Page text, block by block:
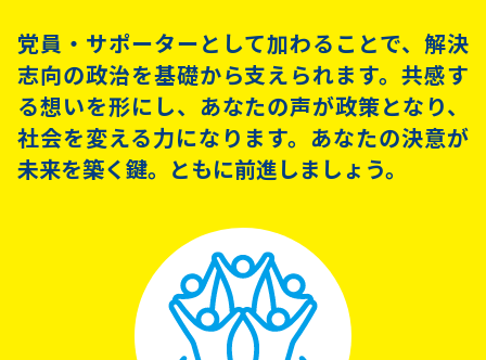
党員・サポーターとして加わることで、解決
志向の政治を基礎から支えられます。共感す
る想いを形にし、あなたの声が政策となり、
社会を変える力になります。あなたの決意が
未来を築く鍵。ともに前進しましょう。